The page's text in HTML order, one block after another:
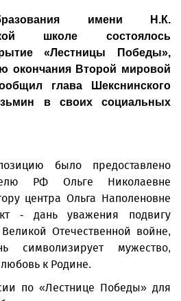
имени Н.К.
школе состоялось
«Лестницы Победы»,
окончания Второй мировой
глава Шекснинского
в своих социальных
было предоставлено
РФ Ольге Николаевне
центра Ольга Наполеновне
- дань уважения подвигу
Отечественной войне,
символизирует мужество,
к Родине.
по «Лестнице Победы» для